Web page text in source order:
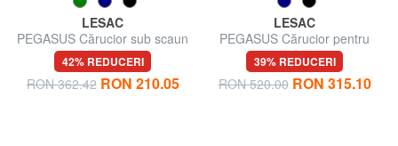
LESAC
PEGASUS Cărucior sub scaun
ok Easyjet
42% REDUCERI
RON 362.42 RON 210.05
LESAC
PEGASUS Cărucior pentru
bagaje de mână, cu suport
pentru PC
39% REDUCERI
RON 520.00 RON 315.10